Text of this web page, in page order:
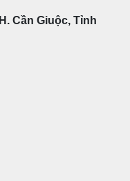
Cần Giuộc, Tỉnh